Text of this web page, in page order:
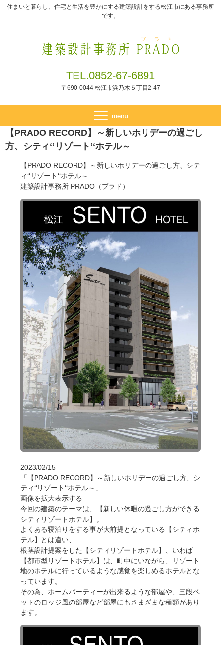
住まいと暮らし、住宅と生活を豊かにする建築設計をする松江市にある事務所
です。
TEL.0852-67-6891
〒690-0044 松江市浜乃木５丁目2-47
【PRADO RECORD】～新しいホリデーの過ごし
方、シティ‘‘リゾート‘‘ホテル～
【PRADO RECORD】～新しいホリデーの過ごし方、シテ
ィ‘‘リゾート‘‘ホテル～
建築設計事務所 PRADO（プラド）
2023/02/15
「【PRADO RECORD】～新しいホリデーの過ごし方、シ
ティ‘‘リゾート‘‘ホテル～」
画像を拡大表示する
今回の建築のテーマは、【新しい休暇の過ごし方ができる
シティリゾートホテル】。
よくある寝泊りをする事が大前提となっている【シティホ
テル】とは違い、
根茎設計提案をした【シティリゾートホテル】、いわば
【都市型リゾートホテル】は、町中にいながら、リゾート
地のホテルに行っているような感覚を楽しめるホテルとな
っています。
その為、ホームパーティーが出来るような部屋や、三段ベ
ットのロッジ風の部屋など部屋にもさまざまな種類があり
ます。